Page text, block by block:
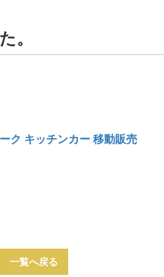
。
ク キッチンカー 移動販売
一覧へ戻る